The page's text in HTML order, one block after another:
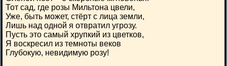
Тот сад, где розы Мильтона цвели,
Уже, быть может, стёрт с лица земли,
Лишь над одной я отвратил угрозу.
Пусть это самый хрупкий из цветков,
Я воскресил из темноты веков
Глубокую, невидимую розу!